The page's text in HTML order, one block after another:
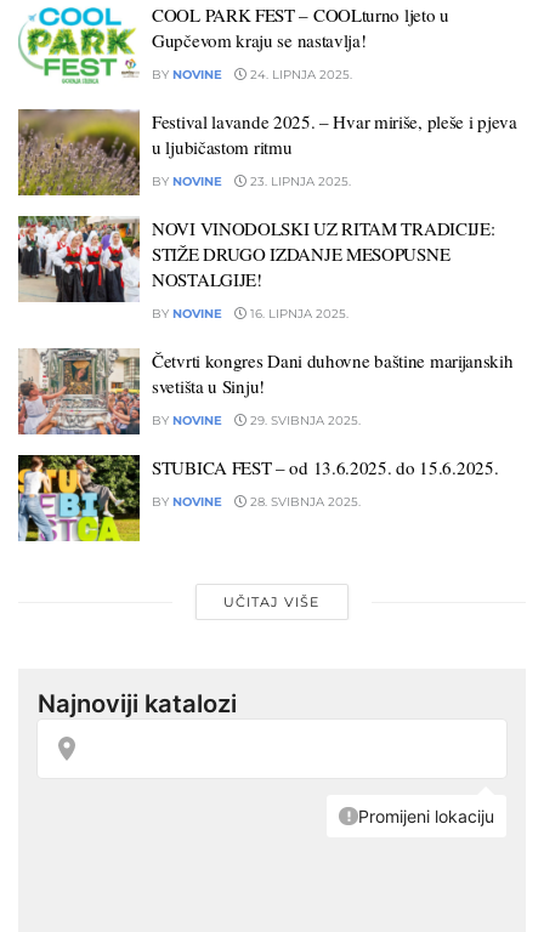
COOL PARK FEST – COOLturno ljeto u
Gupčevom kraju se nastavlja!
BY NOVINE 24. LIPNJA 2025.
Festival lavande 2025. – Hvar miriše, pleše i pjeva
u ljubičastom ritmu
BY NOVINE 23. LIPNJA 2025.
NOVI VINODOLSKI UZ RITAM TRADICIJE:
STIŽE DRUGO IZDANJE MESOPUSNE
NOSTALGIJE!
BY NOVINE 16. LIPNJA 2025.
Četvrti kongres Dani duhovne baštine marijanskih
svetišta u Sinju!
BY NOVINE 29. SVIBNJA 2025.
STUBICA FEST – od 13.6.2025. do 15.6.2025.
BY NOVINE 28. SVIBNJA 2025.
UČITAJ VIŠE